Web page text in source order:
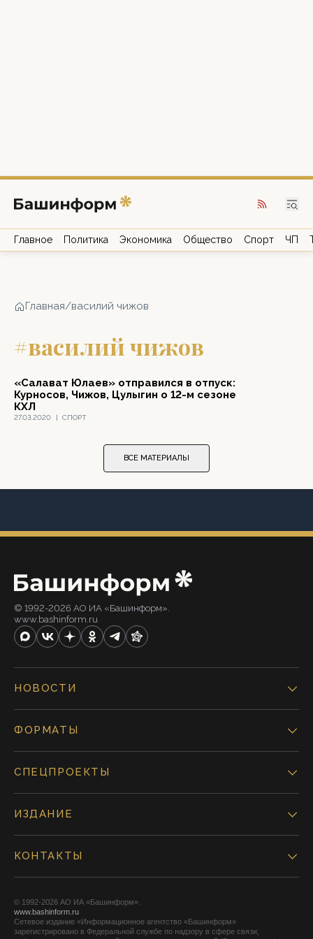
Главное Политика Экономика Общество Спорт ЧП
Главная/василий чижов
#василий чижов
27.03.2020 | СПОРТ
«Салават Юлаев» отправился в отпуск:
Курносов, Чижов, Цулыгин о 12-м сезоне
КХЛ
ВСЕ МАТЕРИАЛЫ
© 1992-2026 АО ИА «Башинформ».
www.bashinform.ru
НОВОСТИ
ФОРМАТЫ
СПЕЦПРОЕКТЫ
ИЗДАНИЕ
КОНТАКТЫ
© 1992-2026 АО ИА «Башинформ».
www.bashinform.ru
Сетевое издание «Информационное агентство «Башинформ»
зарегистрировано в Федеральной службе по надзору в сфере связи,